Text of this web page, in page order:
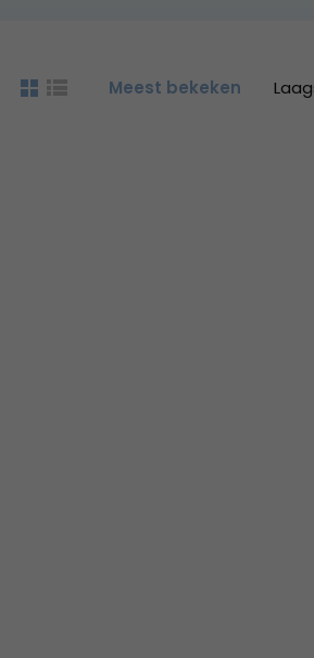
Meest bekeken